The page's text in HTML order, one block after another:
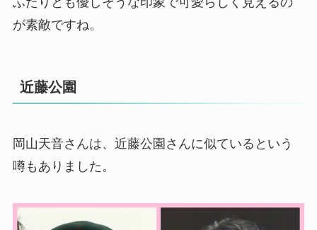
が素敵ですね。
近藤公園
岡山天音さんは、近藤公園さんに似ているという
噂もありました。